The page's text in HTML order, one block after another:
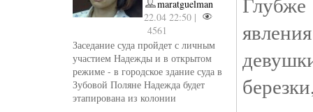
maratguelman
22.04 22:50 |
4561
Заседание суда пройдет с личным
участием Надежды и в открытом
режиме - в городское здание суда в
Зубовой Поляне Надежда будет
этапирована из колонии